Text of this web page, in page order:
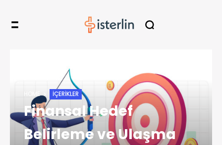
HOME İÇERIKLER
Finansal Hedef
Belirleme ve Ulaşma